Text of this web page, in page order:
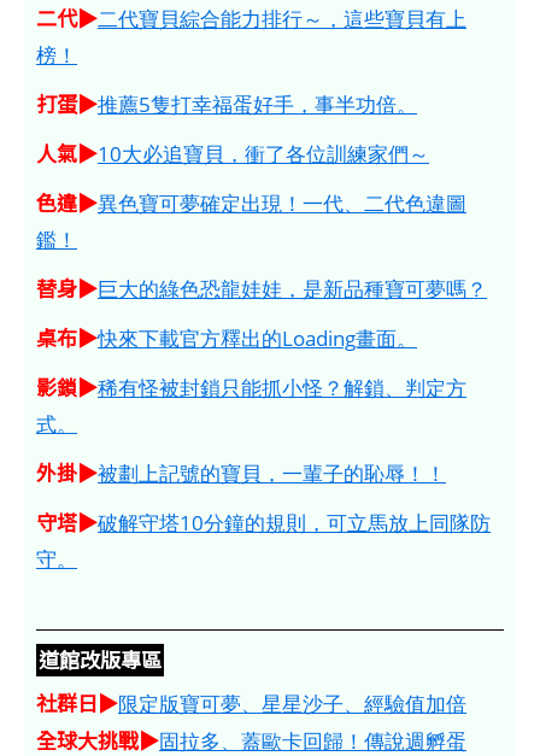
二代▶二代寶貝綜合能力排行～，這些寶貝有上
榜！
打蛋▶推薦5隻打幸福蛋好手，事半功倍。
人氣▶10大必追寶貝，衝了各位訓練家們～
色違▶異色寶可夢確定出現！一代、二代色違圖
鑑！
替身▶巨大的綠色恐龍娃娃，是新品種寶可夢嗎？
桌布▶快來下載官方釋出的Loading畫面。
影鎖▶稀有怪被封鎖只能抓小怪？解鎖、判定方
式。
外掛▶被劃上記號的寶貝，一輩子的恥辱！！
守塔▶破解守塔10分鐘的規則，可立馬放上同隊防
守。
道館改版專區
社群日▶限定版寶可夢、星星沙子、經驗值加倍
全球大挑戰▶固拉多、蓋歐卡回歸！傳說週孵蛋